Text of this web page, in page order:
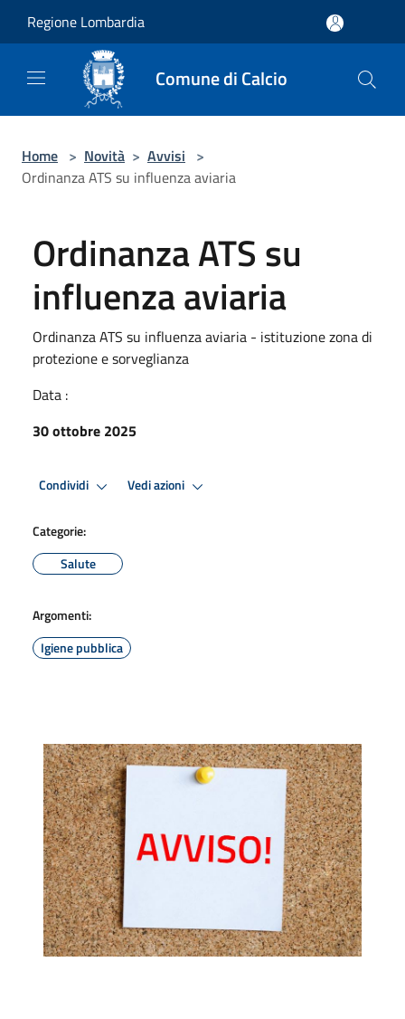
Regione Lombardia
Comune di Calcio
Home > Novità > Avvisi >
Ordinanza ATS su influenza aviaria
Ordinanza ATS su
influenza aviaria
Ordinanza ATS su influenza aviaria - istituzione zona di
protezione e sorveglianza
Data :
30 ottobre 2025
Condividi Vedi azioni
Categorie:
Salute
Argomenti:
Igiene pubblica